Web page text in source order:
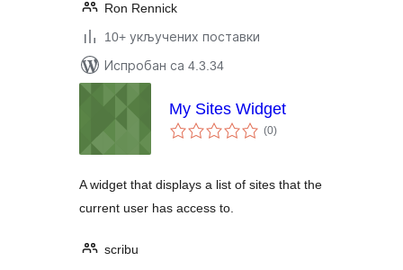
Ron Rennick
10+ укључених поставки
Испробан са 4.3.34
My Sites Widget
(0укупних
оцена
)
A widget that displays a list of sites that the
current user has access to.
scribu